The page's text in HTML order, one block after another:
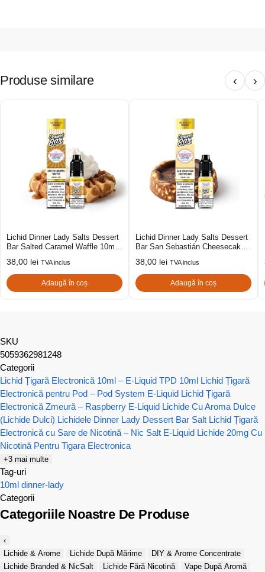
Produse similare ‹ ›
Lichid Dinner Lady Salts Dessert
Bar Salted Caramel Waffle 10mg
38,00 lei TVA inclus
Adaugă în coș
Lichid Dinner Lady Salts Dessert
Bar San Sebastián Cheesecake
38,00 lei TVA inclus
Adaugă în coș
SKU
5059362981248
Categorii
Lichid Țigară Electronică 10ml – E-Liquid TPD 10ml Lichid Țigară
Electronică pentru Pod – Pod System E-Liquid Lichid Țigară
Electronică Zmeură – Raspberry E-Liquid Lichide Cu Aroma Dulce
(Lichide Dulci) Lichidele Dinner Lady Dessert Bar Salt Lichid Țigară
Electronică cu Sare de Nicotină – Nic Salt E-Liquid Lichide 20mg Cu
Nicotină Pentru Tigara Electronica
+3 mai multe
Tag-uri
10ml dinner-lady
Categorii
Categoriile Noastre De Produse
‹
Lichide & Arome
Lichide După Mărime
DIY & Arome Concentrate
Lichide Branded & NicSalt
Lichide Fără Nicotină
Vape După Aromă